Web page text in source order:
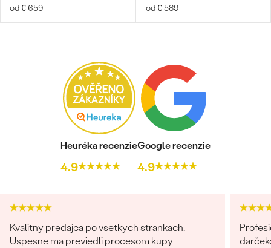
od € 659 od € 589
Heuréka recenzie
4.9
Google recenzie
4.9
Kvalitny predajca po vsetkych strankach.
Uspesne ma previedli procesom kupy